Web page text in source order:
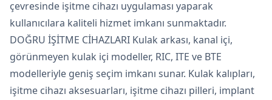
çevresinde işitme cihazı uygulaması yaparak
kullanıcılara kaliteli hizmet imkanı sunmaktadır.
DOĞRU İŞİTME CİHAZLARI Kulak arkası, kanal içi,
görünmeyen kulak içi modeller, RIC, ITE ve BTE
modelleriyle geniş seçim imkanı sunar. Kulak kalıpları,
işitme cihazı aksesuarları, işitme cihazı pilleri, implant